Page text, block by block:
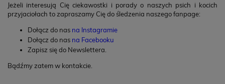
Jeżeli interesują Cię ciekawostki i porady o naszych psich i kocich
przyjaciołach to zapraszamy Cię do śledzenia naszego fanpage:
Dołącz do nas na Instagramie
Dołącz do nas na Facebooku
Zapisz się do Newslettera.
Bądźmy zatem w kontakcie.